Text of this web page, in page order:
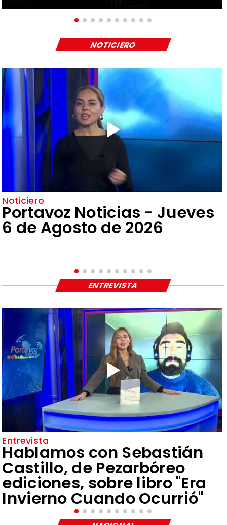
Noticiero
Portavoz Noticias - Jueves
6 de Agosto de 2026
NOTICIERO
Entrevista
Hablamos con Sebastián
Castillo, de Pezarbóreo
ediciones, sobre libro "Era
Invierno Cuando Ocurrió"
ENTREVISTA